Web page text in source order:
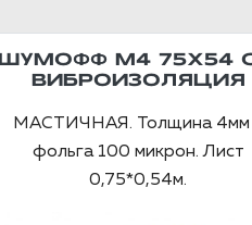
ШУМОФФ М4 75Х54
ВИБРОИЗОЛЯЦИЯ
МАСТИЧНАЯ. Толщина 4мм
фольга 100 микрон. Лист
0,75*0,54м.